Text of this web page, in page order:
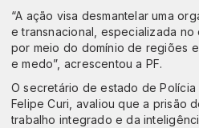
“A ação visa desmantelar uma
e transnacional, especializada
por meio do domínio de regiões
e medo”, acrescentou a PF.
O secretário de estado de Polícia
Felipe Curi, avaliou que a prisão
trabalho integrado e da